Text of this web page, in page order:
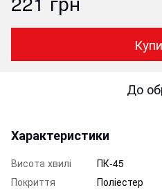
До
Характеристики
Висота хвилі
ПК-45
Покриття
Поліестер